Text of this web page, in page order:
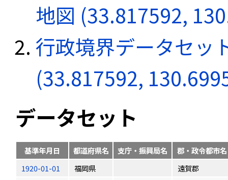
地図 (33.817592,
行政境界データセッ
(33.817592,
データセット
基準年月日 都道府県名 支庁・振興局名
郡・政令都市名
1920-01-01
福岡県
遠賀郡